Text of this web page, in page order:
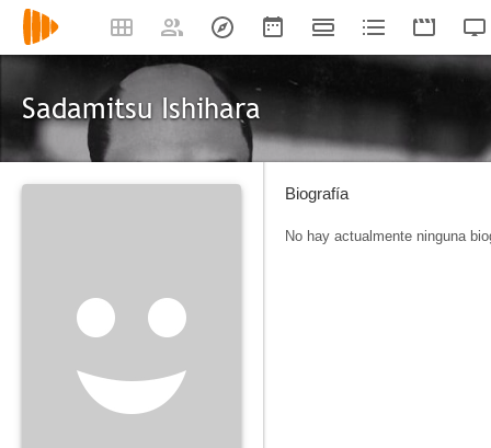
Sadamitsu Ishihara
Biografía
No hay actualmente ninguna